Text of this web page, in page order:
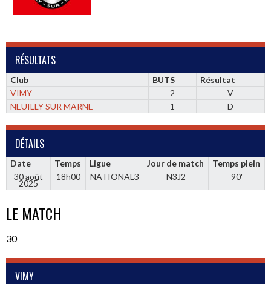
RÉSULTATS
Club BUTS
Résultat
VIMY
2
V
NEUILLY SUR MARNE
1 D
DÉTAILS
Date Temps Ligue Jour de match
Temps plein
30 août
2025
18h00 NATIONAL3 N3J2 90'
LE MATCH
30
VIMY